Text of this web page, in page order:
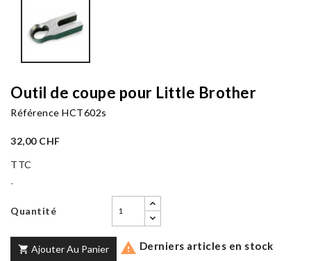
Outil de coupe pour Little Brother
Référence HCT602s
32,00 CHF
TTC
-
Quantité
 Ajouter Au Panier  Derniers articles en stock